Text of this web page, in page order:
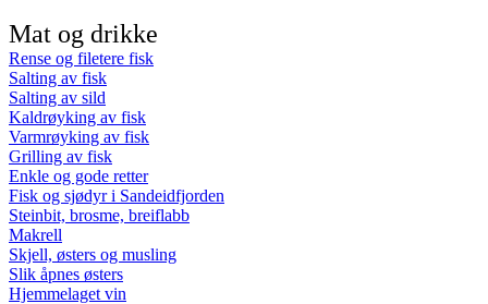
Mat og drikke
Rense og filetere fisk
Salting av fisk
Salting av sild
Kaldrøyking av fisk
Varmrøyking av fisk
Grilling av fisk
Enkle og gode retter
Fisk og sjødyr i Sandeidfjorden
Steinbit, brosme, breiflabb
Makrell
Skjell, østers og musling
Slik åpnes østers
Hjemmelaget vin